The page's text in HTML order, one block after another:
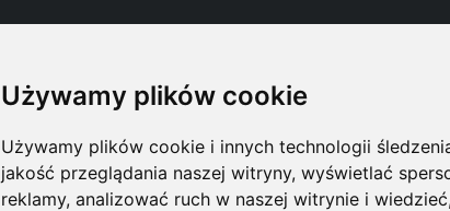
Używamy plików cookie
Używamy plików cookie i innych technologii
jakość przeglądania naszej witryny, wyświetlać
reklamy, analizować ruch w naszej witrynie i